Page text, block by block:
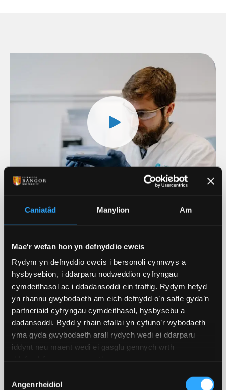
Caniatâd Manylion Am
Mae'r wefan hon yn defnyddio cwcis
Rydym yn defnyddio cwcis i bersonoli cynnwys a
hysbysebion, i ddarparu nodweddion cyfryngau
cymdeithasol ac i ddadansoddi ein traffig. Rydym hefyd
yn rhannu gwybodaeth am eich defnydd o’n safle gyda’n
partneriaid cyfryngau cymdeithasol, hysbysebu a
dadansoddi. Bydd y rhain efallai yn cyfuno’r wybodaeth
yma gyda gwybodaeth arall rydych wedi ei ddarparu
iddynt neu maent wedi ei gasglu gennych wrth
Caniatâd
Angenrheidiol
Trawsgrifiad fideo: Ymchwil ym
Mhrifysgol Bangor
Ein Hymchwil Ar Waith
Ein Hymchwil
Mae ein hymchwil arloesol yn atgyfnerthu ein
cwricwlwm sy'n newid yn barhaus ac yn helpu i
wella ein cyd-ddealltwriaeth o'r byd o'n cwmpas.